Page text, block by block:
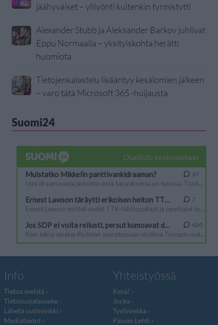
jäähyväiset – ylilyönti kuitenkin tyrmistytti
Alexander Stubb ja Aleksander Barkov juhlivat
Eppu Normaalia – yksityiskohta herätti
huomiota
Tietojenkalastelu lisääntyy kesälomien jälkeen
– varo tätä Microsoft 365 -huijausta
Suomi24
Info
Tietoa meistä
Tietosuojalauseke
Lähetä uutisvinkki
Mediatiedot
Yhteistyössä
Kesä!
Jocka
Tyyliniekka
Päivän Lehti